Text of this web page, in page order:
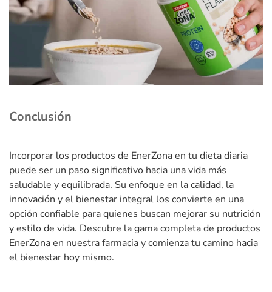
Conclusión
Incorporar los productos de EnerZona en tu dieta diaria
puede ser un paso significativo hacia una vida más
saludable y equilibrada. Su enfoque en la calidad, la
innovación y el bienestar integral los convierte en una
opción confiable para quienes buscan mejorar su nutrición
y estilo de vida. Descubre la gama completa de productos
EnerZona en nuestra farmacia y comienza tu camino hacia
el bienestar hoy mismo.